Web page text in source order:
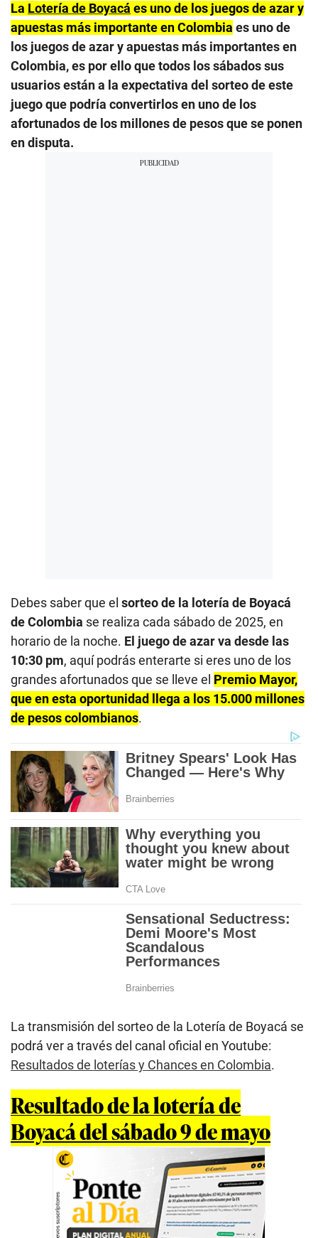
La Lotería de Boyacá es uno de los juegos de azar y
apuestas más importante en Colombia es uno de
los juegos de azar y apuestas más importantes en
Colombia, es por ello que todos los sábados sus
usuarios están a la expectativa del sorteo de este
juego que podría convertirlos en uno de los
afortunados de los millones de pesos que se ponen
en disputa.
Debes saber que el sorteo de la lotería de Boyacá
de Colombia se realiza cada sábado de 2025, en
horario de la noche. El juego de azar va desde las
10:30 pm, aquí podrás enterarte si eres uno de los
grandes afortunados que se lleve el Premio Mayor,
que en esta oportunidad llega a los 15.000 millones
de pesos colombianos.
La transmisión del sorteo de la Lotería de Boyacá se
podrá ver a través del canal oficial en Youtube:
Resultados de loterías y Chances en Colombia.
Resultado de la lotería de
Boyacá del sábado 9 de mayo